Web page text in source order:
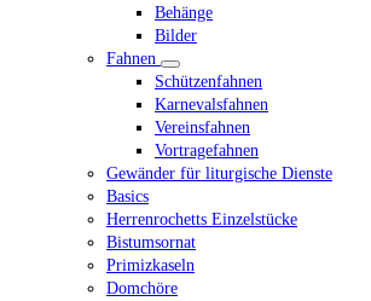
Behänge
Bilder
Fahnen
Schützenfahnen
Karnevalsfahnen
Vereinsfahnen
Vortragefahnen
Gewänder für liturgische Dienste
Basics
Herrenrochetts Einzelstücke
Bistumsornat
Primizkaseln
Domchöre